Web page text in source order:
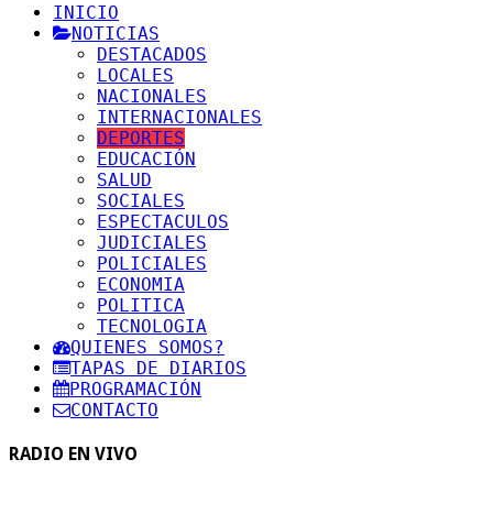
INICIO
NOTICIAS
DESTACADOS
LOCALES
NACIONALES
INTERNACIONALES
DEPORTES
EDUCACIÓN
SALUD
SOCIALES
ESPECTACULOS
JUDICIALES
POLICIALES
ECONOMIA
POLITICA
TECNOLOGIA
QUIENES SOMOS?
TAPAS DE DIARIOS
PROGRAMACIÓN
CONTACTO
RADIO EN VIVO